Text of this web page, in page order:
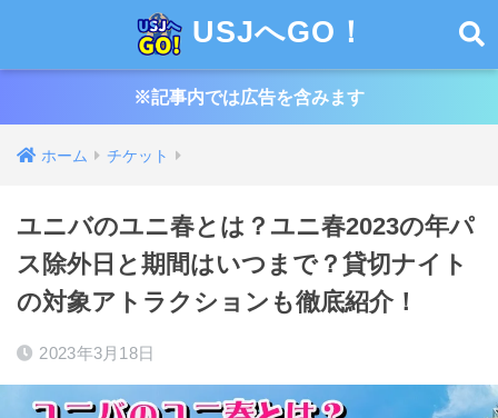
USJへGO！
※記事内では広告を含みます
ホーム チケット
ユニバのユニ春とは？ユニ春2023の年パ
ス除外日と期間はいつまで？貸切ナイト
の対象アトラクションも徹底紹介！
2023年3月18日